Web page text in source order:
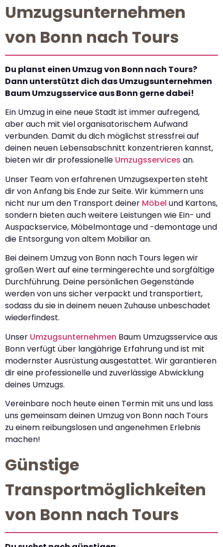
Umzugsunternehmen
von Bonn nach Tours
Du planst einen Umzug von Bonn nach Tours?
Dann unterstützt dich das Umzugsunternehmen
Baum Umzugsservice aus Bonn gerne dabei!
Ein Umzug in eine neue Stadt ist immer aufregend,
aber auch mit viel organisatorischem Aufwand
verbunden. Damit du dich möglichst stressfrei auf
deinen neuen Lebensabschnitt konzentrieren kannst,
bieten wir dir professionelle Umzugsservices an.
Unser Team von erfahrenen Umzugsexperten steht
dir von Anfang bis Ende zur Seite. Wir kümmern uns
nicht nur um den Transport deiner Möbel und Kartons,
sondern bieten auch weitere Leistungen wie Ein- und
Auspackservice, Möbelmontage und -demontage und
die Entsorgung von altem Mobiliar an.
Bei deinem Umzug von Bonn nach Tours legen wir
großen Wert auf eine termingerechte und sorgfältige
Durchführung. Deine persönlichen Gegenstände
werden von uns sicher verpackt und transportiert,
sodass du sie in deinem neuen Zuhause unbeschadet
wiederfindest.
Unser Umzugsunternehmen Baum Umzugsservice aus
Bonn verfügt über langjährige Erfahrung und ist mit
modernster Ausrüstung ausgestattet. Wir garantieren
dir eine professionelle und zuverlässige Abwicklung
deines Umzugs.
Vereinbare noch heute einen Termin mit uns und lass
uns gemeinsam deinen Umzug von Bonn nach Tours
zu einem reibungslosen und angenehmen Erlebnis
machen!
Günstige
Transportmöglichkeiten
von Bonn nach Tours